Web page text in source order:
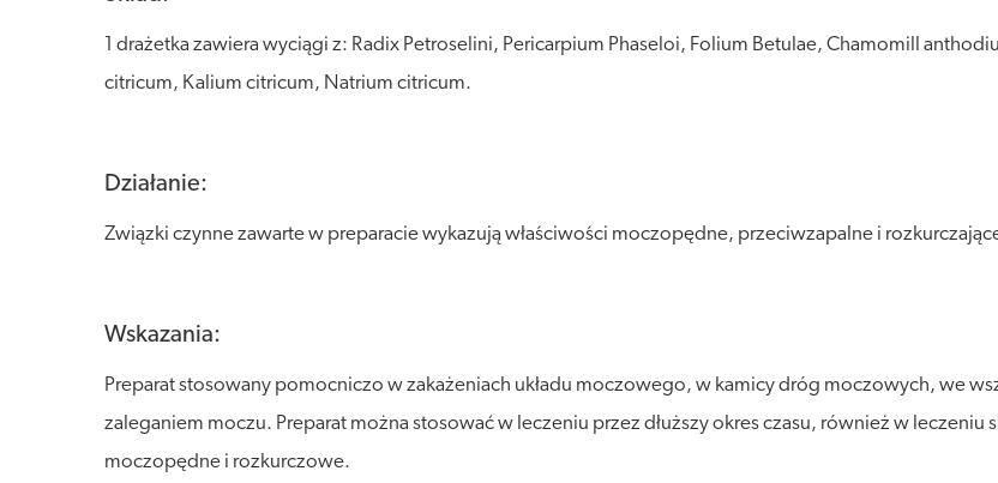
1 drażetka zawiera wyciągi z: Radix Petroselini, Pericarpium Phaseloi, Folium Betulae, Chamomill
citricum, Kalium citricum, Natrium citricum.
Działanie:
Związki czynne zawarte w preparacie wykazują właściwości moczopędne, przeciwzapalne i
Wskazania:
Preparat stosowany pomocniczo w zakażeniach układu moczowego, w kamicy dróg moczowych, we
zaleganiem moczu. Preparat można stosować w leczeniu przez dłuższy okres czasu, również w
moczopędne i rozkurczowe.